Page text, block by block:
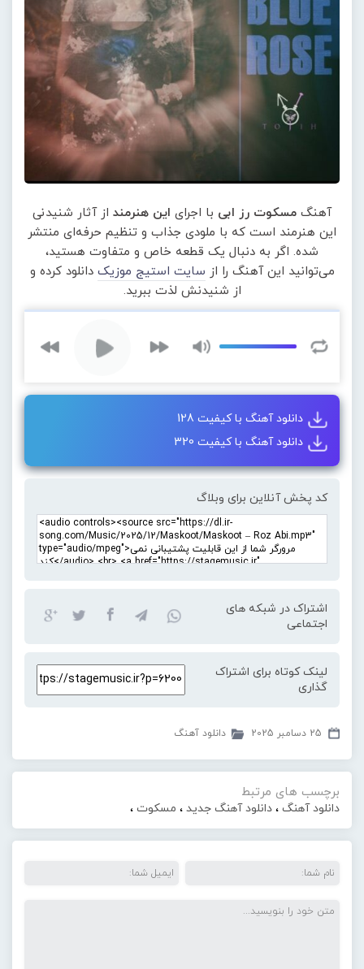
آهنگ مسکوت رز ابی با اجرای این هنرمند از آثار شنیدنی
این هنرمند است که با ملودی جذاب و تنظیم حرفه‌ای منتشر
شده. اگر به دنبال یک قطعه خاص و متفاوت هستید،
می‌توانید این آهنگ را از سایت استیج موزیک دانلود کرده و
از شنیدنش لذت ببرید.
دانلود آهنگ با کیفیت 128
دانلود آهنگ با کیفیت 320
کد پخش آنلاین برای وبلاگ
اشتراک در شبکه های
اجتماعی
لینک کوتاه برای اشتراک
گذاری
25 دسامبر 2025 دانلود آهنگ
برچسب های مرتبط
دانلود آهنگ ، دانلود آهنگ جدید ، مسکوت ،